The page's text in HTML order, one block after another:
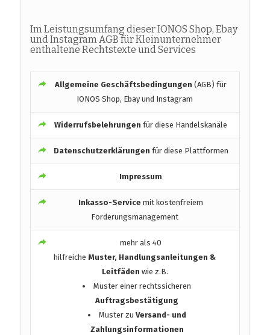
Im Leistungsumfang dieser IONOS Shop, Ebay
und Instagram AGB für Kleinunternehmer
enthaltene Rechtstexte und Services
Allgemeine Geschäftsbedingungen (AGB) für
IONOS Shop, Ebay und Instagram
Widerrufsbelehrungenfür diese Handelskanäle
Datenschutzerklärungen für diese Plattformen
Impressum
Inkasso-Service mit kostenfreiem
Forderungsmanagement
mehr als 40
hilfreicheMuster, Handlungsanleitungen &
Leitfäden wie z.B.
Muster einer rechtssicheren
Auftragsbestätigung
Muster zu Versand- und
Zahlungsinformationen